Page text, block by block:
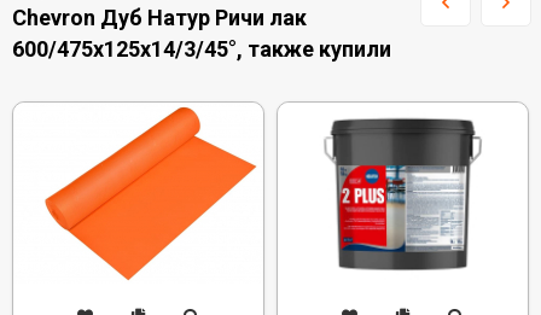
Chevron Дуб Натур Ричи лак
600/475х125х14/3/45°, также купили